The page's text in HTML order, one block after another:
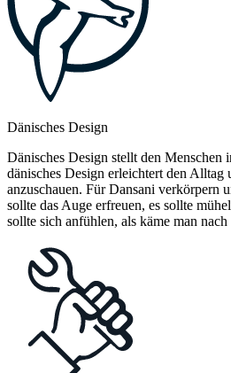
Dänisches Design
Dänisches Design stellt den Menschen
dänisches Design erleichtert den Alltag
anzuschauen. Für Dansani verkörpern
sollte das Auge erfreuen, es sollte
sollte sich anfühlen, als käme man nach